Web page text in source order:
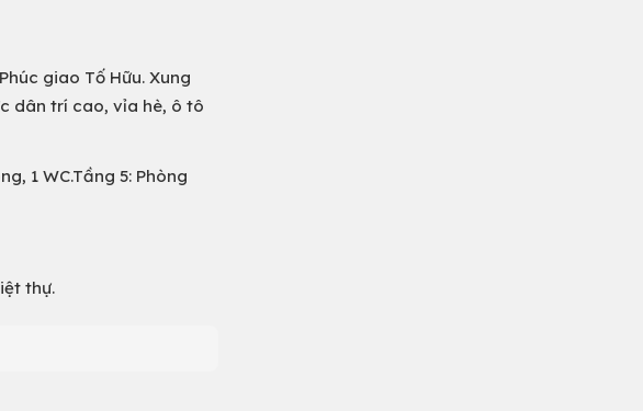
giao Tố Hữu. Xung
dân trí cao, vỉa hè, ô tô
1 WC.Tầng 5: Phòng
thự.